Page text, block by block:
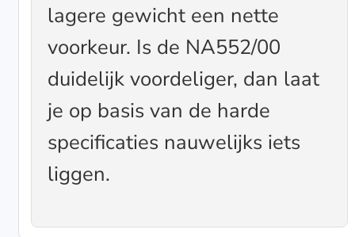
lagere gewicht een nette
voorkeur. Is de NA552/00
duidelijk voordeliger, dan laat
je op basis van de harde
specificaties nauwelijks iets
liggen.